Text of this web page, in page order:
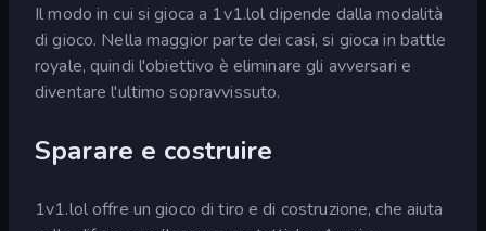
Il modo in cui si gioca a 1v1.lol dipende dalla modalità
di gioco. Nella maggior parte dei casi, si gioca in battle
royale, quindi l'obiettivo è eliminare gli avversari e
diventare l'ultimo sopravvissuto.
Sparare e costruire
1v1.lol offre un gioco di tiro e di costruzione, che aiuta